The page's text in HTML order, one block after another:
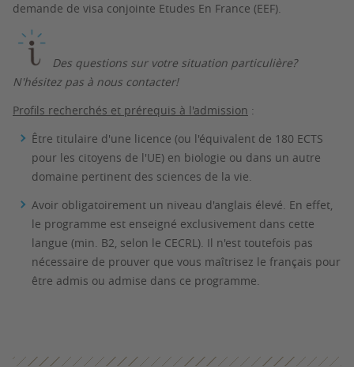
demande de visa conjointe Etudes En France (EEF).
Des questions sur votre situation particulière?
N'hésitez pas à nous contacter!
Profils recherchés et prérequis à l'admission :
Être titulaire d'une licence (ou l'équivalent de 180 ECTS
pour les citoyens de l'UE) en biologie ou dans un autre
domaine pertinent des sciences de la vie.
Avoir obligatoirement un niveau d'anglais élevé. En effet,
le programme est enseigné exclusivement dans cette
langue (min. B2, selon le CECRL). Il n'est toutefois pas
nécessaire de prouver que vous maîtrisez le français pour
être admis ou admise dans ce programme.